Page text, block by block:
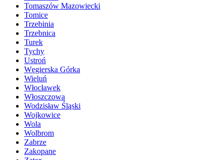
Tomaszów Mazowiecki
Tomice
Trzebinia
Trzebnica
Turek
Tychy
Ustroń
Węgierska Górka
Wieluń
Włocławek
Włoszczowa
Wodzisław Śląski
Wojkowice
Wola
Wolbrom
Zabrze
Zakopane